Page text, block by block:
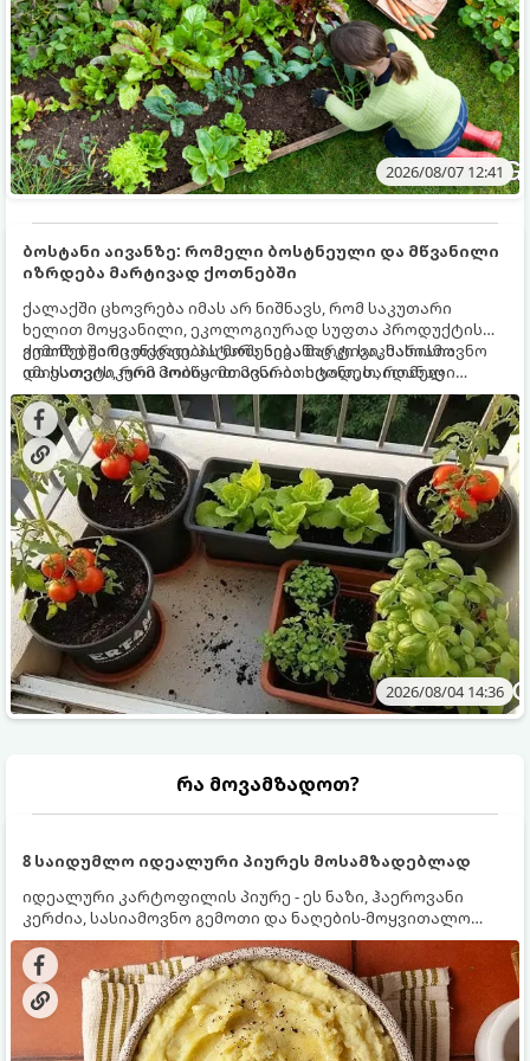
2026/08/07 12:41
ბოსტანი აივანზე: რომელი ბოსტნეული და მწვანილი
იზრდება მარტივად ქოთნებში
ქალაქში ცხოვრება იმას არ ნიშნავს, რომ საკუთარი
ხელით მოყვანილი, ეკოლოგიურად სუფთა პროდუქტის
გემოზე უარი თქვათ. პატარა აივანიც კი საკმარისია
იმისათვის, რომ მოიწყოთ მინი-ბოსტანი, საიდანაც
ყოველდღიურად ახალ, არომატულ მწვანილსა და
ბოსტნეულს მოკრეფთ.
ქოთნებში მცენარეების მოშენება მარტივი, სასიამოვნო
და ესთეტიკური ჰობია. მთავარია იცოდეთ, რომელი
კულტურები ეგუებიან ქოთნის პირობებს ყველაზე კარგად
და როგორ მოუაროთ მათ სწორად.
2026/08/04 14:36
რა მოვამზადოთ?
8 საიდუმლო იდეალური პიურეს მოსამზადებლად
იდეალური კარტოფილის პიურე - ეს ნაზი, ჰაეროვანი
კერძია, სასიამოვნო გემოთი და ნაღების-მოყვითალო
ფერით. მისი მომზადება ძალიან მარტივია, მაგრამ
არსებობს რამდენიმე საიდუმლო, რომლებიც უნდა
იცოდეთ, რომ პიურე იდეალურად გემრიელი გამოვიდეს.